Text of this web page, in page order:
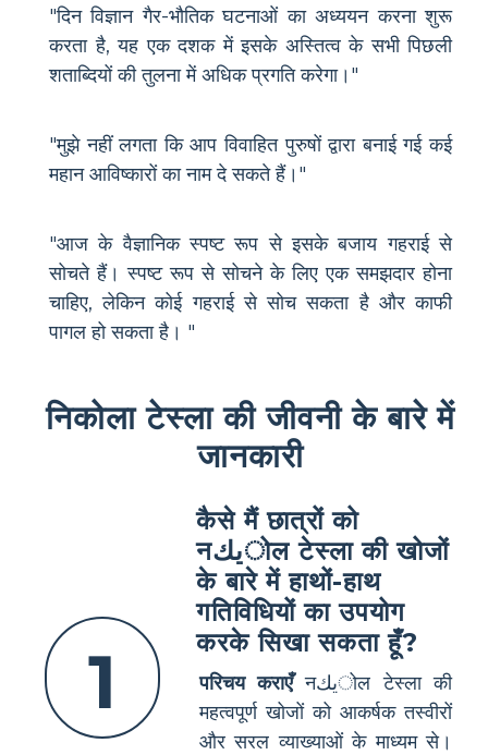
"दिन विज्ञान गैर-भौतिक घटनाओं का अध्ययन करना शुरू
करता है, यह एक दशक में इसके अस्तित्व के सभी पिछली
शताब्दियों की तुलना में अधिक प्रगति करेगा।"
"मुझे नहीं लगता कि आप विवाहित पुरुषों द्वारा बनाई गई कई
महान आविष्कारों का नाम दे सकते हैं।"
"आज के वैज्ञानिक स्पष्ट रूप से इसके बजाय गहराई से
सोचते हैं। स्पष्ट रूप से सोचने के लिए एक समझदार होना
चाहिए, लेकिन कोई गहराई से सोच सकता है और काफी
पागल हो सकता है। "
निकोला टेस्ला की जीवनी के बारे में
जानकारी
1
कैसे मैं छात्रों को
नيكोल टेस्ला की खोजों
के बारे में हाथों-हाथ
गतिविधियों का उपयोग
करके सिखा सकता हूँ?
परिचय कराएँनيكोल टेस्ला की
महत्वपूर्ण खोजों को आकर्षक तस्वीरों
और सरल व्याख्याओं के माध्यम से।